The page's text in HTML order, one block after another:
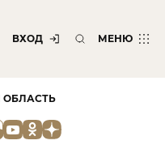
ВХОД МЕНЮ
ОБЛАСТЬ